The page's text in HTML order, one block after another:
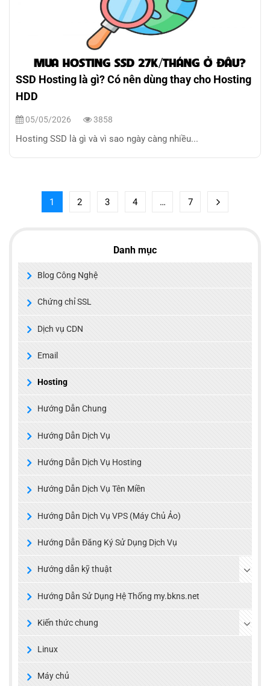
SSD Hosting là gì? Có nên dùng thay cho Hosting
HDD
05/05/2026 3858
Hosting SSD là gì và vì sao ngày càng nhiều...
1 2 3 4 … 7
Danh mục
Blog Công Nghệ
Chứng chỉ SSL
Dịch vụ CDN
Email
Hosting
Hướng Dẫn Chung
Hướng Dẫn Dịch Vụ
Hướng Dẫn Dịch Vụ Hosting
Hướng Dẫn Dịch Vụ Tên Miền
Hướng Dẫn Dịch Vụ VPS (Máy Chủ Ảo)
Hướng Dẫn Đăng Ký Sử Dụng Dịch Vụ
Hướng dẫn kỹ thuật
Hướng Dẫn Sử Dụng Hệ Thống my.bkns.net
Kiến thức chung
Linux
Máy chủ